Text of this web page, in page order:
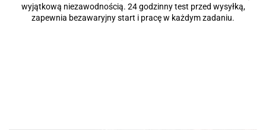
wyjątkową niezawodnością. 24 godzinny test przed wysyłką,
zapewnia bezawaryjny start i pracę w każdym zadaniu.